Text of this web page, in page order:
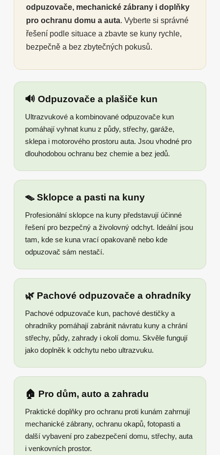
odpuzovače, mechanické zábrany i doplňky
pro ochranu domu a auta. Vyberte si správné
řešení podle situace a zbavte se kuny rychle,
bezpečně a bez zbytečných pokusů.
🔊 Odpuzovače a plašiče kun
Ultrazvukové a kombinované odpuzovače kun
pomáhají vyhnat kunu z půdy, střechy, garáže,
sklepa i motorového prostoru auta. Jsou vhodné pro
dlouhodobou ochranu bez chemie a bez jedů.
🪤 Sklopce a pasti na kuny
Profesionální sklopce na kuny představují účinné
řešení pro bezpečný a živolovný odchyt. Ideální jsou
tam, kde se kuna vrací opakovaně nebo kde
odpuzovač sám nestačí.
🌿 Pachové odpuzovače a ohradníky
Pachové odpuzovače kun, pachové destičky a
ohradníky pomáhají zabránit návratu kuny a chrání
střechy, půdy, zahrady i okolí domu. Skvěle fungují
jako doplněk k odchytu nebo ultrazvuku.
🏠 Pro dům, auto a zahradu
Praktické doplňky pro ochranu proti kunám zahrnují
mechanické zábrany, ochranu okapů, fotopasti a
další vybavení pro zabezpečení domu, střechy, auta
i venkovních prostor.